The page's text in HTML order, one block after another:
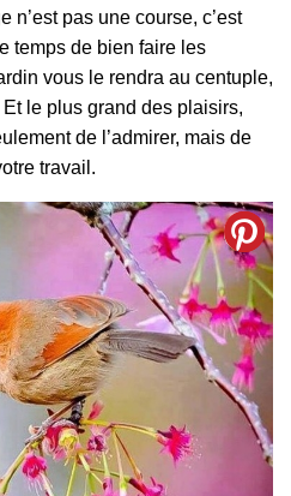
n’est pas une course, c’est
temps de bien faire les
vous le rendra au centuple,
le plus grand des plaisirs,
de l’admirer, mais de
travail.